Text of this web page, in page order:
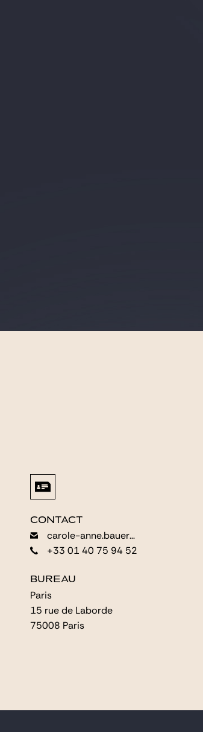
CONTACT
carole-anne.bauer@gide.com
+33 01 40 75 94 52
BUREAU
Paris
15 rue de Laborde
75008 Paris
CONTACT
carole-anne.bauer@gide.com
+33 01 40 75 94 52
BUREAU
Paris
15 rue de Laborde
75008 Paris